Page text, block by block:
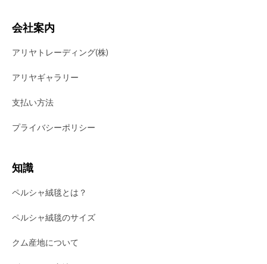
会社案内
アリヤトレーディング(株)
アリヤギャラリー
支払い方法
プライバシーポリシー
知識
ペルシャ絨毯とは？
ペルシャ絨毯のサイズ
クム産地について